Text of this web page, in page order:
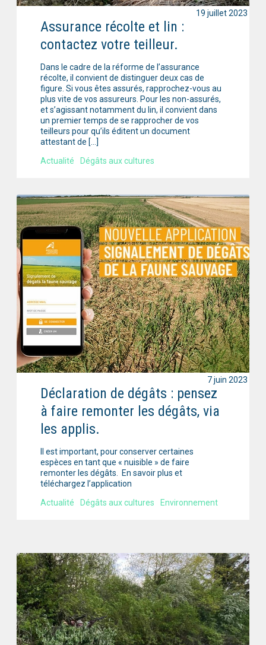
Assurance récolte et lin :
contactez votre teilleur.
Dans le cadre de la réforme de l’assurance
récolte, il convient de distinguer deux cas de
figure. Si vous êtes assurés, rapprochez-vous au
plus vite de vos assureurs. Pour les non-assurés,
et s’agissant notamment du lin, il convient dans
un premier temps de se rapprocher de vos
teilleurs pour qu’ils éditent un document
attestant de […]
Actualité
Dégâts aux cultures
19 juillet 2023
Déclaration de dégâts : pensez
à faire remonter les dégâts, via
les applis.
Il est important, pour conserver certaines
espèces en tant que « nuisible » de faire
remonter les dégâts. En savoir plus et
téléchargez l’application
Actualité
Dégâts aux cultures Environnement
7 juin 2023